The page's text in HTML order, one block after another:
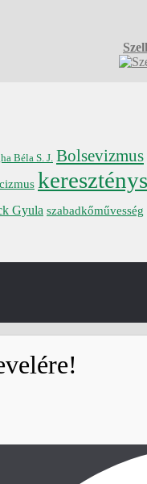
Béla S. J. Bolsevizmus
Gyula szabadkőművesség